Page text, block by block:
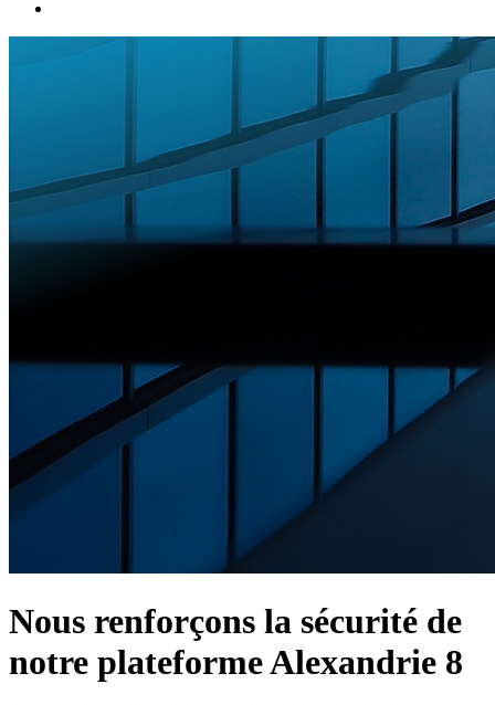
Nous renforçons la sécurité de
notre plateforme Alexandrie 8